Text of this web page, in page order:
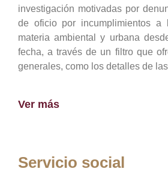
investigación motivadas por
de oficio por incumplimientos a
materia ambiental y urbana
fecha, a través de un filtro que
generales, como los detalles de
Ver más
Servicio social